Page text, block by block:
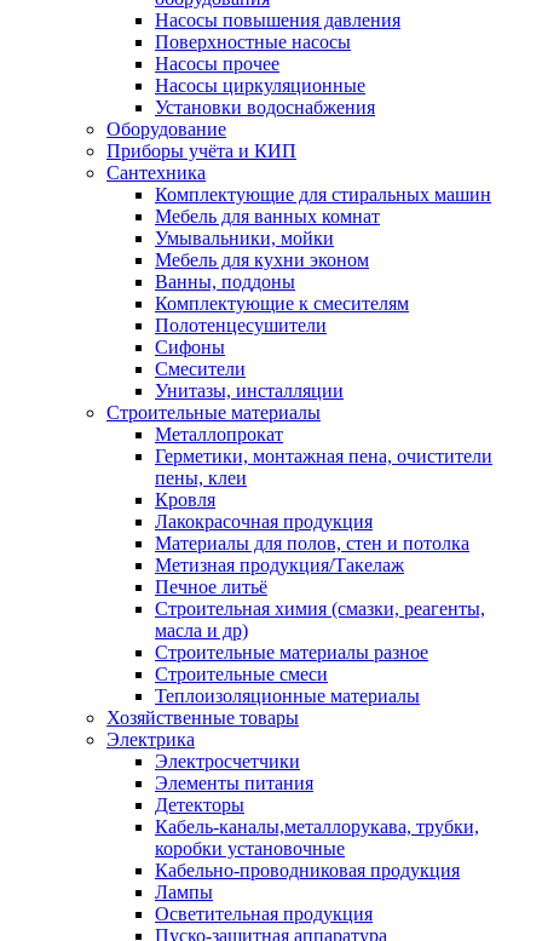
Насосы повышения давления
Поверхностные насосы
Насосы прочее
Насосы циркуляционные
Установки водоснабжения
Оборудование
Приборы учёта и КИП
Сантехника
Комплектующие для стиральных машин
Мебель для ванных комнат
Умывальники, мойки
Мебель для кухни эконом
Ванны, поддоны
Комплектующие к смесителям
Полотенцесушители
Сифоны
Смесители
Унитазы, инсталляции
Строительные материалы
Металлопрокат
Герметики, монтажная пена, очистители
пены, клеи
Кровля
Лакокрасочная продукция
Материалы для полов, стен и потолка
Метизная продукция/Такелаж
Печное литьё
Строительная химия (смазки, реагенты,
масла и др)
Строительные материалы разное
Строительные смеси
Теплоизоляционные материалы
Хозяйственные товары
Электрика
Электросчетчики
Элементы питания
Детекторы
Кабель-каналы,металлорукава, трубки,
коробки установочные
Кабельно-проводниковая продукция
Лампы
Осветительная продукция
Пуско-защитная аппаратура